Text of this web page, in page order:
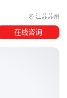
江苏苏州
在线咨询